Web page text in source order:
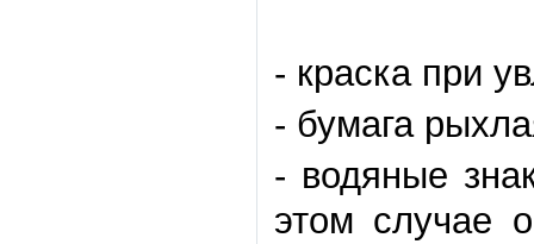
- краска при
- бумага
- водяные
этом случае